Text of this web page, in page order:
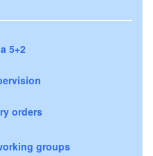
5+2
orders
groups